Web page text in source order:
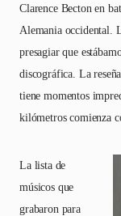
Clarence Becton en
Alemania occidental.
presagiar que
discográfica. La
tiene momentos
kilómetros comienza
La lista de
músicos que
grabaron para